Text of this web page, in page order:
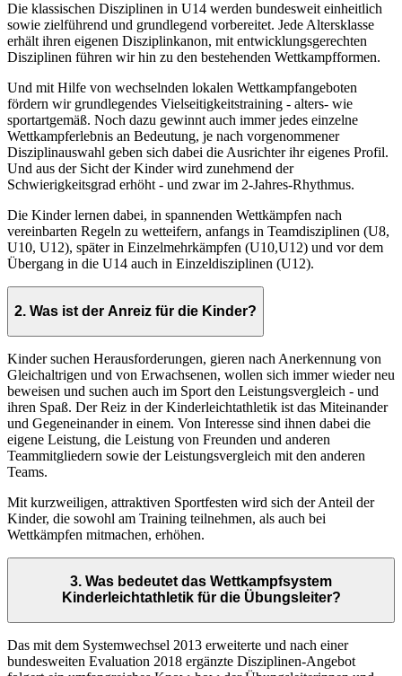
Die klassischen Disziplinen in U14 werden bundesweit einheitlich
sowie zielführend und grundlegend vorbereitet. Jede Altersklasse
erhält ihren eigenen Disziplinkanon, mit entwicklungsgerechten
Disziplinen führen wir hin zu den bestehenden Wettkampfformen.
Und mit Hilfe von wechselnden lokalen Wettkampfangeboten
fördern wir grundlegendes Vielseitigkeitstraining - alters- wie
sportartgemäß. Noch dazu gewinnt auch immer jedes einzelne
Wettkampferlebnis an Bedeutung, je nach vorgenommener
Disziplinauswahl geben sich dabei die Ausrichter ihr eigenes Profil.
Und aus der Sicht der Kinder wird zunehmend der
Schwierigkeitsgrad erhöht - und zwar im 2-Jahres-Rhythmus.
Die Kinder lernen dabei, in spannenden Wettkämpfen nach
vereinbarten Regeln zu wetteifern, anfangs in Teamdisziplinen (U8,
U10, U12), später in Einzelmehrkämpfen (U10,U12) und vor dem
Übergang in die U14 auch in Einzeldisziplinen (U12).
2. Was ist der Anreiz für die Kinder?
Kinder suchen Herausforderungen, gieren nach Anerkennung von
Gleichaltrigen und von Erwachsenen, wollen sich immer wieder neu
beweisen und suchen auch im Sport den Leistungsvergleich - und
ihren Spaß. Der Reiz in der Kinderleichtathletik ist das Miteinander
und Gegeneinander in einem. Von Interesse sind ihnen dabei die
eigene Leistung, die Leistung von Freunden und anderen
Teammitgliedern sowie der Leistungsvergleich mit den anderen
Teams.
Mit kurzweiligen, attraktiven Sportfesten wird sich der Anteil der
Kinder, die sowohl am Training teilnehmen, als auch bei
Wettkämpfen mitmachen, erhöhen.
3. Was bedeutet das Wettkampfsystem
Kinderleichtathletik für die Übungsleiter?
Das mit dem Systemwechsel 2013 erweiterte und nach einer
bundesweiten Evaluation 2018 ergänzte Disziplinen-Angebot